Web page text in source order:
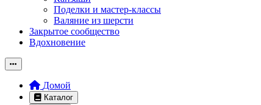
Поделки и мастер-классы
Валяние из шерсти
Закрытое сообщество
Вдохновение
Домой
Каталог